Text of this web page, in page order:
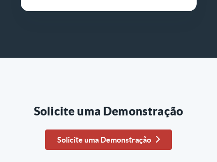
Solicite uma Demonstração
Solicite uma Demonstração